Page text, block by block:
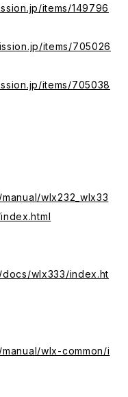
items/149796
items/705026
items/705038
wlx232_wlx33
docs/wlx333/index.ht
wlx-common/i